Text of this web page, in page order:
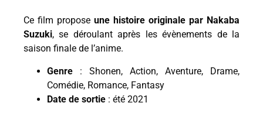
Ce film propose une histoire originale par Nakaba
Suzuki, se déroulant après les évènements de la
saison finale de l’anime.
Genre : Shonen, Action, Aventure, Drame,
Comédie, Romance, Fantasy
Date de sortie : été 2021